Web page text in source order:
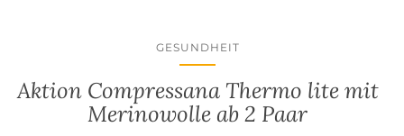
GESUNDHEIT
Aktion Compressana Thermo lite mit
Merinowolle ab 2 Paar